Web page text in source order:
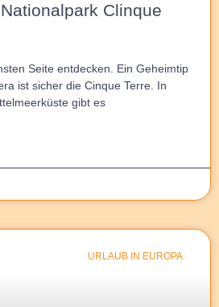
Clinque
Seite entdecken. Ein Geheimtip
ist sicher die Cinque Terre. In
gibt es
URLAUB IN EUROPA